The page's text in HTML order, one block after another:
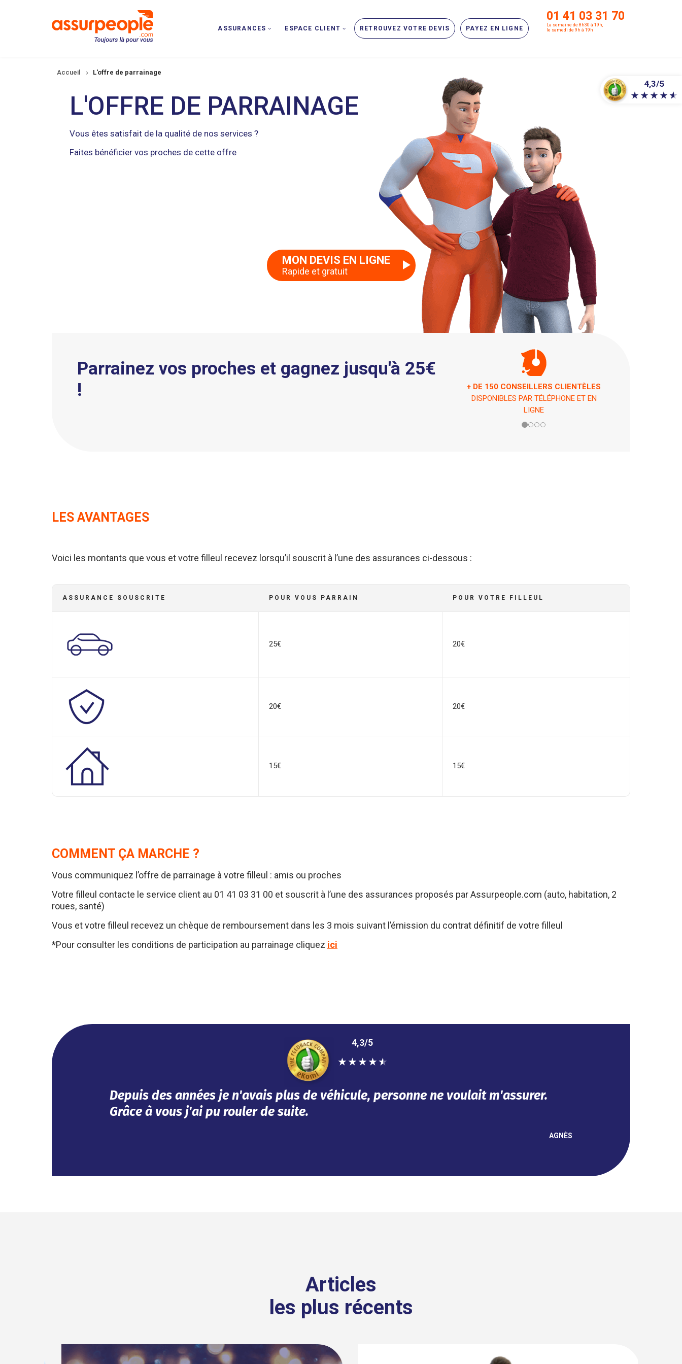
01 41 03 31 70
La semaine de 8h30 à 19h,
le samedi de 9h à 19h
ASSURANCES ESPACE CLIENT RETROUVEZ VOTRE DEVIS PAYEZ EN LIGNE
d'Ariane
Accueil L'offre de parrainage
L'OFFRE DE PARRAINAGE
Vous êtes satisfait de la qualité de nos services ?
Faites bénéficier vos proches de cette offre
MON DEVIS EN LIGNE
Rapide et gratuit
Parrainez vos proches et gagnez jusqu'à 25€
!
ASSISTANCE 7 JOURS / 7 ET 24H / 24
EN CAS DE PÉPIN !
LES AVANTAGES
Voici les montants que vous et votre filleul recevez lorsqu’il souscrit à l’une des assurances ci-dessous :
ASSURANCE SOUSCRITE POUR VOUS PARRAIN POUR VOTRE FILLEUL
25€ 20€
20€ 20€
15€ 15€
COMMENT ÇA MARCHE ?
Vous communiquez l’offre de parrainage à votre filleul : amis ou proches
Votre filleul contacte le service client au 01 41 03 31 00 et souscrit à l’une des assurances proposés par Assurpeople.com (auto, habitation, 2
roues, santé)
Vous et votre filleul recevez un chèque de remboursement dans les 3 mois suivant l’émission du contrat définitif de votre filleul
*Pour consulter les conditions de participation au parrainage cliquez ici
4,3/5
★★★★★
Efficace, vous avez répondu à mes besoins dans l'urgence. Tout se fait en ligne.
Impeccable !
NOUHA
Articles
les plus récents
4,3/5
★ ★ ★ ★ ★